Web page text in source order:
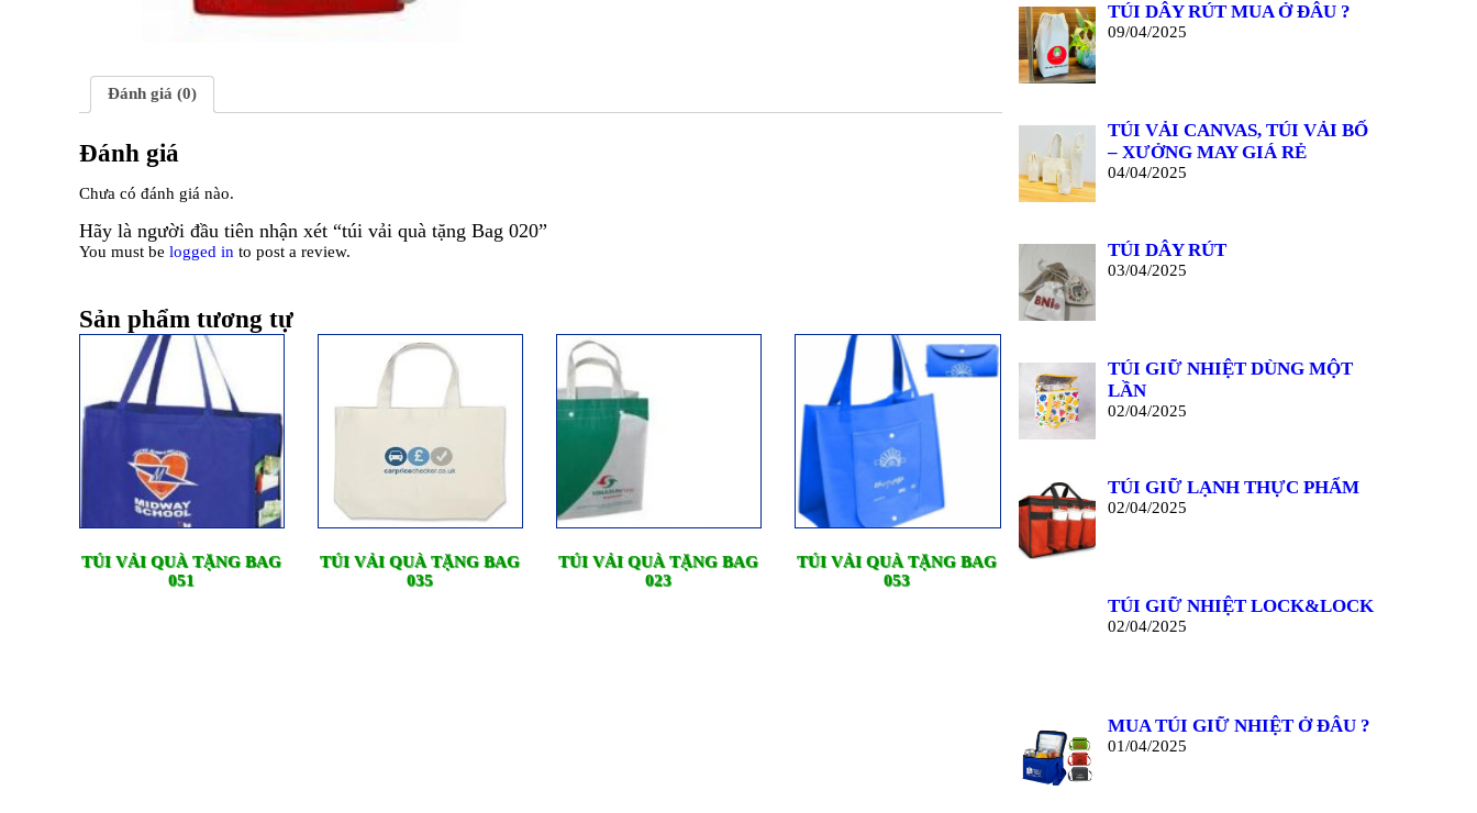
Đánh giá (0)
Đánh giá
Chưa có đánh giá nào.
Hãy là người đầu tiên nhận xét “túi vải quà tặng Bag 020”
You must be logged in to post a review.
Sản phẩm tương tự
TÚI VẢI QUÀ TẶNG BAG
051
TÚI VẢI QUÀ TẶNG BAG
035
TÚI VẢI QUÀ TẶNG BAG
023
TÚI VẢI QUÀ TẶNG BAG
053
TÚI DÂY RÚT MUA Ở ĐÂU ?
09/04/2025
TÚI VẢI CANVAS, TÚI VẢI BỐ
– XƯỞNG MAY GIÁ RẺ
04/04/2025
TÚI DÂY RÚT
03/04/2025
TÚI GIỮ NHIỆT DÙNG MỘT
LẦN
02/04/2025
TÚI GIỮ LẠNH THỰC PHẨM
02/04/2025
TÚI GIỮ NHIỆT LOCK&LOCK
02/04/2025
MUA TÚI GIỮ NHIỆT Ở ĐÂU ?
01/04/2025